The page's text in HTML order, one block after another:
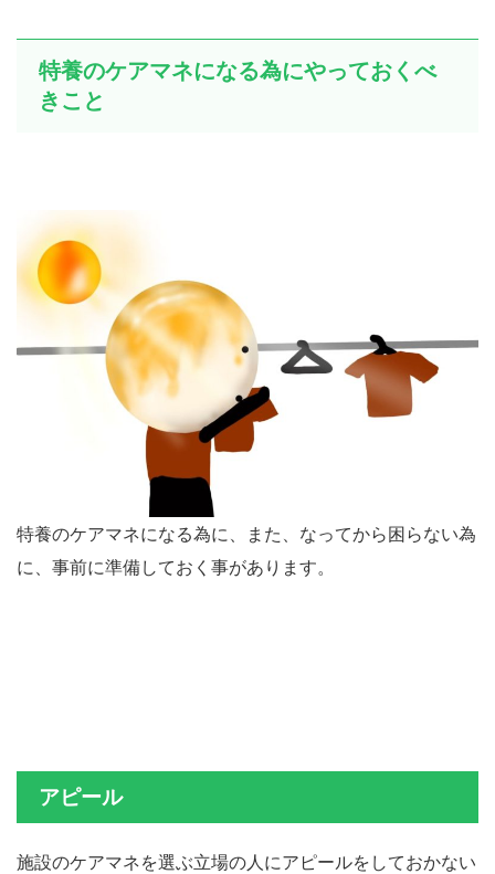
特養のケアマネになる為にやっておくべ
きこと
特養のケアマネになる為に、また、なってから困らない為
に、事前に準備しておく事があります。
アピール
施設のケアマネを選ぶ立場の人にアピールをしておかない